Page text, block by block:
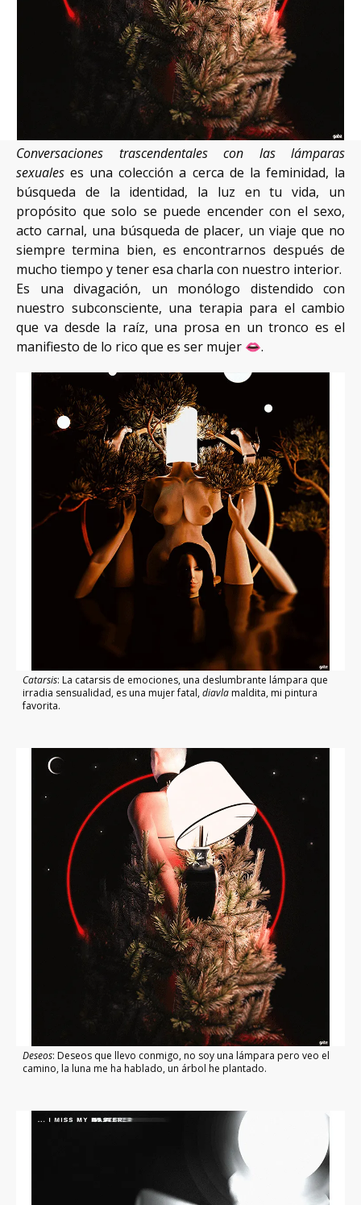
NOSOTRAS
PUBLICA CON NOSOTRAS
Conversaciones trascendentales con las lámparas
sexuales es una colección a cerca de la feminidad, la
búsqueda de la identidad, la luz en tu vida, un
propósito que solo se puede encender con el sexo,
acto carnal, una búsqueda de placer, un viaje que no
siempre termina bien, es encontrarnos después de
mucho tiempo y tener esa charla con nuestro interior.
Es una divagación, un monólogo distendido con
nuestro subconsciente, una terapia para el cambio
que va desde la raíz, una prosa en un tronco es el
manifiesto de lo rico que es ser mujer 👄.
Catarsis: La catarsis de emociones, una deslumbrante lámpara que
irradia sensualidad, es una mujer fatal,diavlamaldita, mi pintura
favorita.
Deseos: Deseos que llevo conmigo, no soy una lámpara pero veo el
camino, la luna me ha hablado, un árbol he plantado.